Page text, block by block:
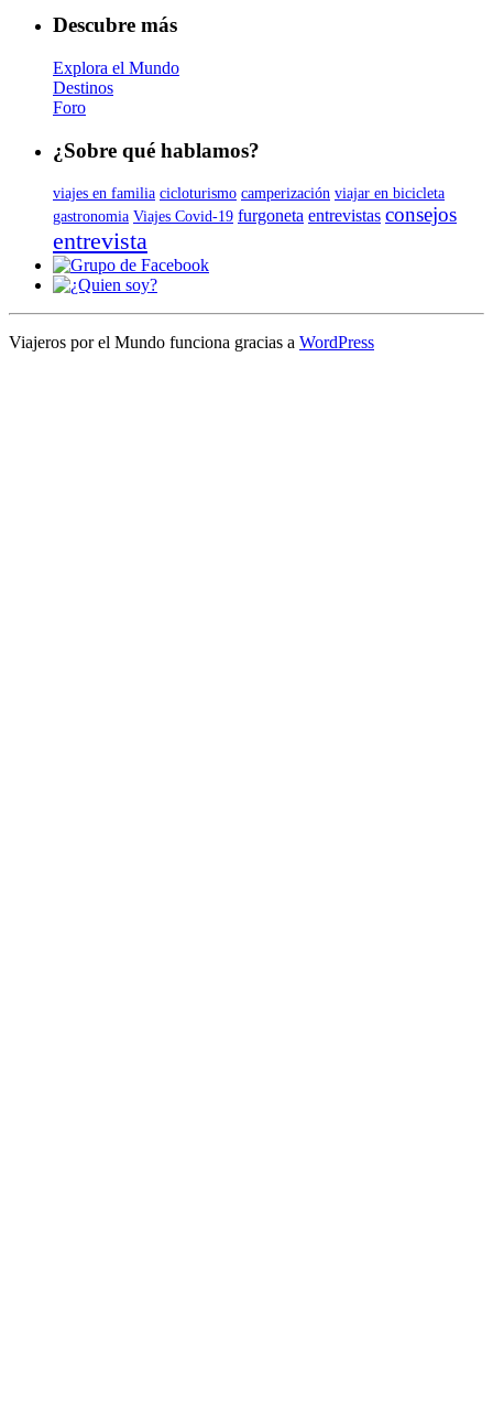
Descubre más
Explora el Mundo
Destinos
Foro
¿Sobre qué hablamos?
viajes en familia cicloturismo camperización viajar en bicicleta
gastronomia Viajes Covid-19 furgoneta entrevistas consejos
entrevista
Viajeros por el Mundo funciona gracias a WordPress